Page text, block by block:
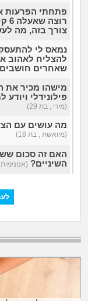
פתחתי הפרעות
צורך בזה, מה
נמאס לי
להצליח לאהוב
שאחרים
מישהו מכיר את
פילונידלי
(מירי , בת 29)
מה עושים עם
(מיואשת , בת 18)
האם זה סכום
השיניים? (אנונימית ,